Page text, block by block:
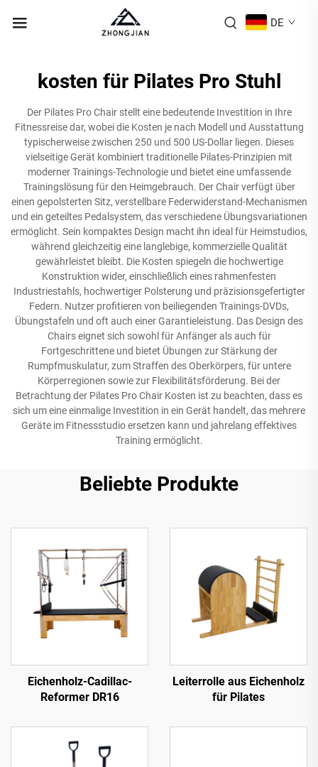
DE
kosten für Pilates Pro Stuhl
Der Pilates Pro Chair stellt eine bedeutende Investition in Ihre
Fitnessreise dar, wobei die Kosten je nach Modell und Ausstattung
typischerweise zwischen 250 und 500 US-Dollar liegen. Dieses
vielseitige Gerät kombiniert traditionelle Pilates-Prinzipien mit
moderner Trainings-Technologie und bietet eine umfassende
Trainingslösung für den Heimgebrauch. Der Chair verfügt über
einen gepolsterten Sitz, verstellbare Federwiderstand-Mechanismen
und ein geteiltes Pedalsystem, das verschiedene Übungsvariationen
ermöglicht. Sein kompaktes Design macht ihn ideal für Heimstudios,
während gleichzeitig eine langlebige, kommerzielle Qualität
gewährleistet bleibt. Die Kosten spiegeln die hochwertige
Konstruktion wider, einschließlich eines rahmenfesten
Industriestahls, hochwertiger Polsterung und präzisionsgefertigter
Federn. Nutzer profitieren von beiliegenden Trainings-DVDs,
Übungstafeln und oft auch einer Garantieleistung. Das Design des
Chairs eignet sich sowohl für Anfänger als auch für
Fortgeschrittene und bietet Übungen zur Stärkung der
Rumpfmuskulatur, zum Straffen des Oberkörpers, für untere
Körperregionen sowie zur Flexibilitätsförderung. Bei der
Betrachtung der Pilates Pro Chair Kosten ist zu beachten, dass es
sich um eine einmalige Investition in ein Gerät handelt, das mehrere
Geräte im Fitnessstudio ersetzen kann und jahrelang effektives
Training ermöglicht.
Beliebte Produkte
Eichenholz-Cadillac-
Reformer DR16
Leiterrolle aus Eichenholz
für Pilates